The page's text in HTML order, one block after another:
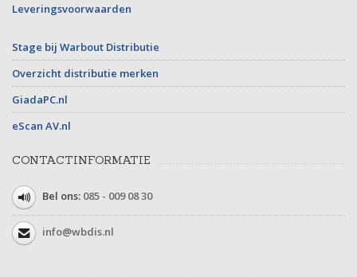
Leveringsvoorwaarden
Stage bij Warbout Distributie
Overzicht distributie merken
GiadaPC.nl
eScan AV.nl
CONTACTINFORMATIE
Bel ons: 085 - 009 08 30
info@wbdis.nl